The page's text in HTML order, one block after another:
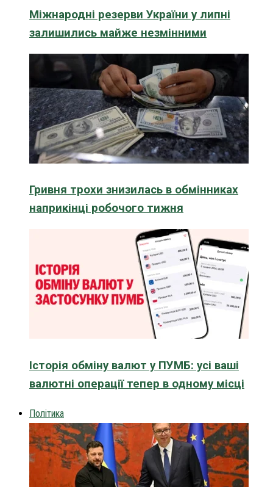
Міжнародні резерви України у липні
залишились майже незмінними
Гривня трохи знизилась в обмінниках
наприкінці робочого тижня
Історія обміну валют у ПУМБ: усі ваші
валютні операції тепер в одному місці
Політика